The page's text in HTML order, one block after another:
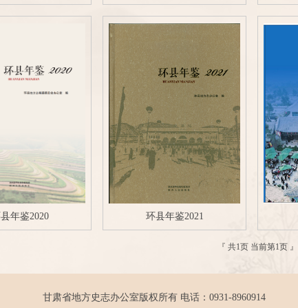
年鉴2020 环县年鉴2021
『 共1页 当前第1页 』
甘肃省地方史志办公室版权所有 电话：0931-8960914